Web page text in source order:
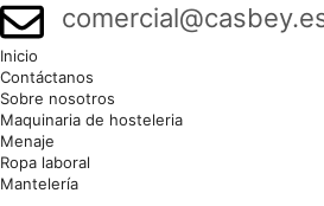
Inicio
Contáctanos
Sobre nosotros
Maquinaria de hosteleria
Menaje
Ropa laboral
Mantelería